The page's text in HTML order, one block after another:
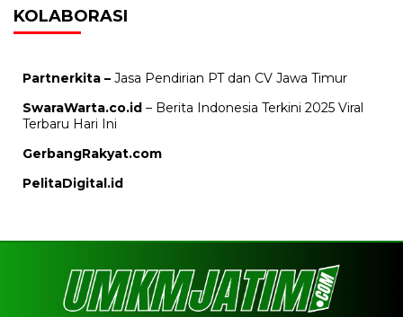
KOLABORASI
Partnerkita – Jasa Pendirian PT dan CV Jawa Timur
SwaraWarta.co.id – Berita Indonesia Terkini 2025 Viral
Terbaru Hari Ini
GerbangRakyat.com
PelitaDigital.id